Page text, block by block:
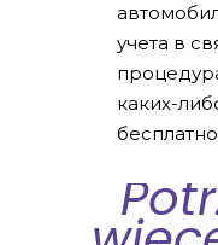
учета в
каких-